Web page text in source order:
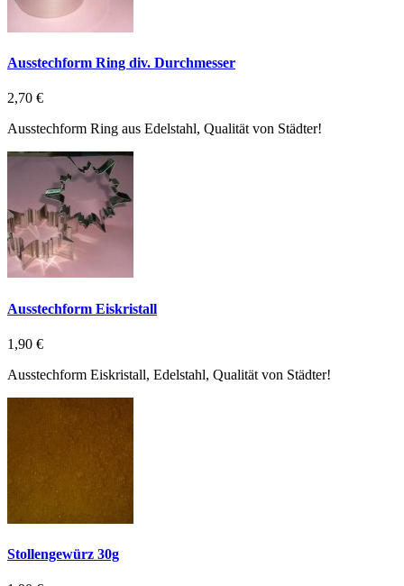
Ausstechform Ring div. Durchmesser
2,70 €
Ausstechform Ring aus Edelstahl, Qualität von Städter!
Ausstechform Eiskristall
1,90 €
Ausstechform Eiskristall, Edelstahl, Qualität von Städter!
Stollengewürz 30g